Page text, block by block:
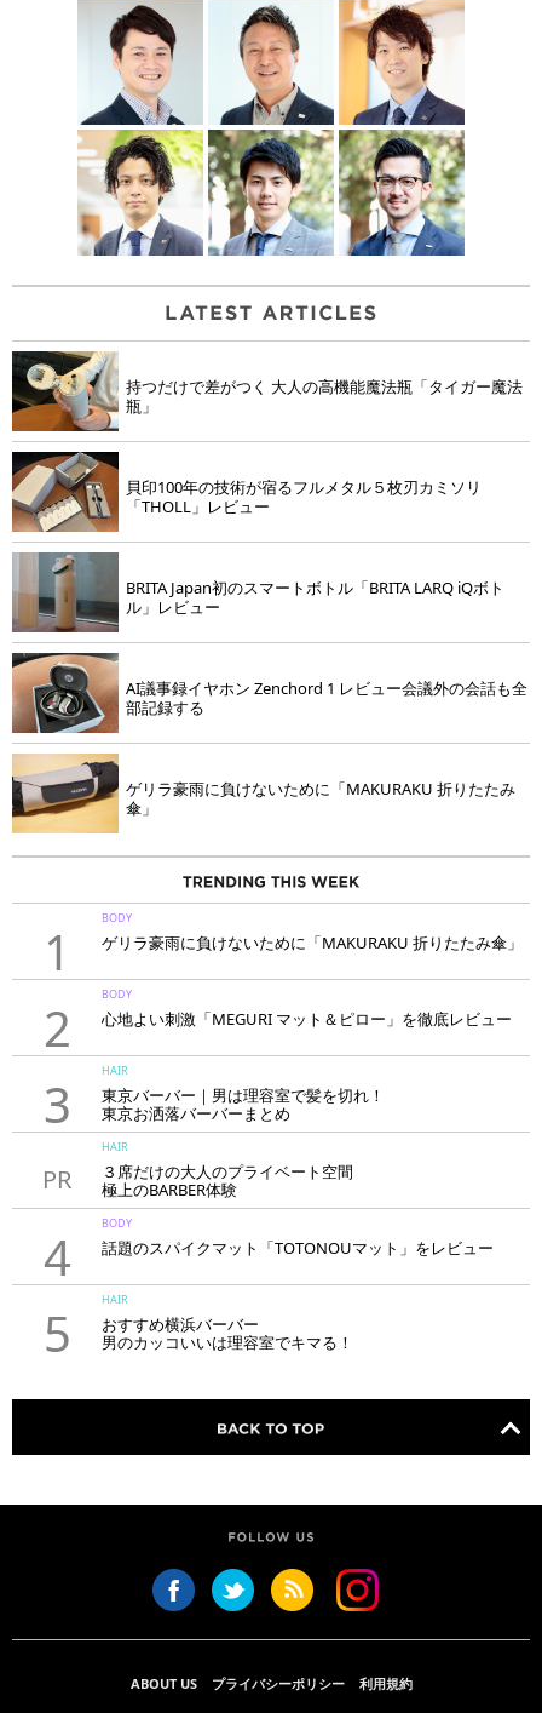
持つだけで差がつく 大人の高機能魔法瓶「タイガー魔法
瓶」
貝印100年の技術が宿るフルメタル５枚刃カミソリ
「THOLL」レビュー
BRITA Japan初のスマートボトル「BRITA LARQ iQボト
ル」レビュー
AI議事録イヤホン Zenchord 1 レビュー会議外の会話も全
部記録する
ゲリラ豪雨に負けないために「MAKURAKU 折りたたみ
傘」
1
BODY
ゲリラ豪雨に負けないために「MAKURAKU 折りたたみ傘」
2
BODY
心地よい刺激「MEGURI マット＆ピロー」を徹底レビュー
3
HAIR
東京バーバー｜男は理容室で髪を切れ！
東京お洒落バーバーまとめ
PR
HAIR
３席だけの大人のプライベート空間
極上のBARBER体験
「LAVIE NEW STANDARD BARBER HANARE新宿店」
4
BODY
話題のスパイクマット「TOTONOUマット」をレビュー
5
HAIR
おすすめ横浜バーバー
男のカッコいいは理容室でキマる！
ABOUT US プライバシーポリシー 利用規約